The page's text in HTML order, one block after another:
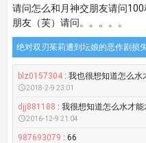
请问怎么和月神交朋友请问100
朋友（芙）请问。。。。。
绝对双刃茱莉遭到坛娘的恶作剧损
blz0157304: 我也很想知道怎么水
2018-2-9 23:01
djj881188 : 我很想知道怎么水才能
2016-12-9 21:04
987693079 : 66